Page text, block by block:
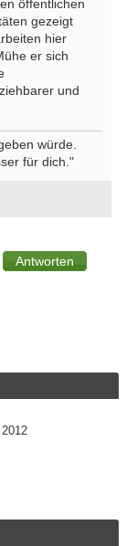
öffentlichen
gezeigt
hier
er sich
und
würde.
für dich."